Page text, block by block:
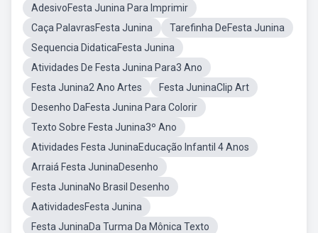
AdesivoFesta Junina Para Imprimir
Caça PalavrasFesta Junina
Tarefinha DeFesta Junina
Sequencia DidaticaFesta Junina
Atividades De Festa Junina Para3 Ano
Festa Junina2 Ano Artes
Festa JuninaClip Art
Desenho DaFesta Junina Para Colorir
Texto Sobre Festa Junina3º Ano
Atividades Festa JuninaEducação Infantil 4 Anos
Arraiá Festa JuninaDesenho
Festa JuninaNo Brasil Desenho
AatividadesFesta Junina
Festa JuninaDa Turma Da Mônica Texto